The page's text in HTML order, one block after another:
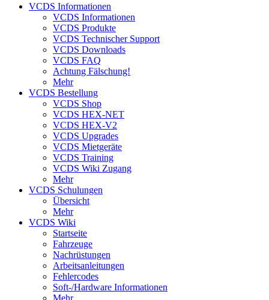
VCDS Informationen
VCDS Informationen
VCDS Produkte
VCDS Technischer Support
VCDS Downloads
VCDS FAQ
Achtung Fälschung!
Mehr
VCDS Bestellung
VCDS Shop
VCDS HEX-NET
VCDS HEX-V2
VCDS Upgrades
VCDS Mietgeräte
VCDS Training
VCDS Wiki Zugang
Mehr
VCDS Schulungen
Übersicht
Mehr
VCDS Wiki
Startseite
Fahrzeuge
Nachrüstungen
Arbeitsanleitungen
Fehlercodes
Soft-/Hardware Informationen
Mehr